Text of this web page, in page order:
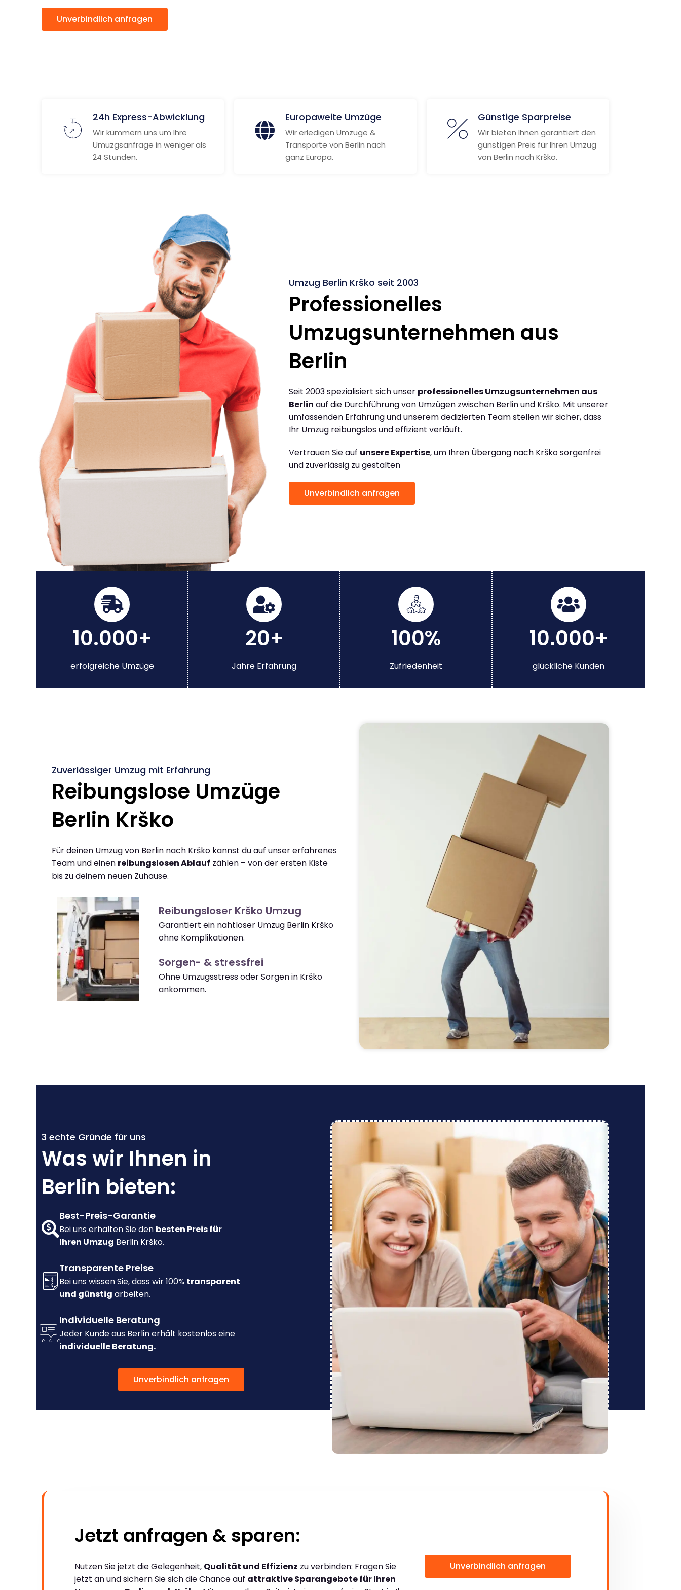
Unverbindlich anfragen
24h Express-Abwicklung
Wir kümmern uns um Ihre
Umuzgsanfrage in weniger als
24 Stunden.
Europaweite Umzüge
Wir erledigen Umzüge &
Transporte von Berlin nach
ganz Europa.
Günstige Sparpreise
Wir bieten Ihnen garantiert den
günstigen Preis für Ihren Umzug
von Berlin nach Krško.
Umzug Berlin Krško seit 2003
Professionelles
Umzugsunternehmen aus
Berlin
Seit 2003 spezialisiert sich unser professionelles Umzugsunternehmen aus
Berlin auf die Durchführung von Umzügen zwischen Berlin und Krško. Mit unserer
umfassenden Erfahrung und unserem dedizierten Team stellen wir sicher, dass
Ihr Umzug reibungslos und effizient verläuft.
Vertrauen Sie auf unsere Expertise, um Ihren Übergang nach Krško sorgenfrei
und zuverlässig zu gestalten
Unverbindlich anfragen
10.000+
erfolgreiche Umzüge
20+
Jahre Erfahrung
100%
Zufriedenheit
10.000+
glückliche Kunden
Zuverlässiger Umzug mit Erfahrung
Reibungslose Umzüge
Berlin Krško
Für deinen Umzug von Berlin nach Krško kannst du auf unser erfahrenes
Team und einen reibungslosen Ablauf zählen – von der ersten Kiste
bis zu deinem neuen Zuhause.
Reibungsloser Krško Umzug
Garantiert ein nahtloser Umzug Berlin Krško
ohne Komplikationen.
Sorgen- & stressfrei
Ohne Umzugsstress oder Sorgen in Krško
ankommen.
3 echte Gründe für uns
Was wir Ihnen in
Berlin bieten:
Best-Preis-Garantie
Bei uns erhalten Sie den besten Preis für
Ihren Umzug Berlin Krško.
Transparente Preise
Bei uns wissen Sie, dass wir 100% transparent
und günstig arbeiten.
Individuelle Beratung
Jeder Kunde aus Berlin erhält kostenlos eine
individuelle Beratung.
Unverbindlich anfragen
Jetzt anfragen & sparen:
Nutzen Sie jetzt die Gelegenheit, Qualität und Effizienz zu verbinden: Fragen Sie
jetzt an und sichern Sie sich die Chance auf attraktive Sparangebote für Ihren
Unverbindlich anfragen